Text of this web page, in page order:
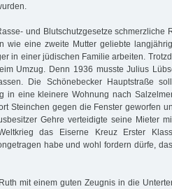
und Blutschutzgesetze schmerzliche
wie eine zweite Mutter geliebte
in einer jüdischen Familie arbeiten.
Umzug. Denn 1936 musste Julius
Die Schönebecker Hauptstraße
in eine kleinere Wohnung nach
Steinchen gegen die Fenster geworfen
Gehre verteidigte seine Mieter
das Eiserne Kreuz Erster
habe und wohl fordern dürfe,
mit einem guten Zeugnis in die